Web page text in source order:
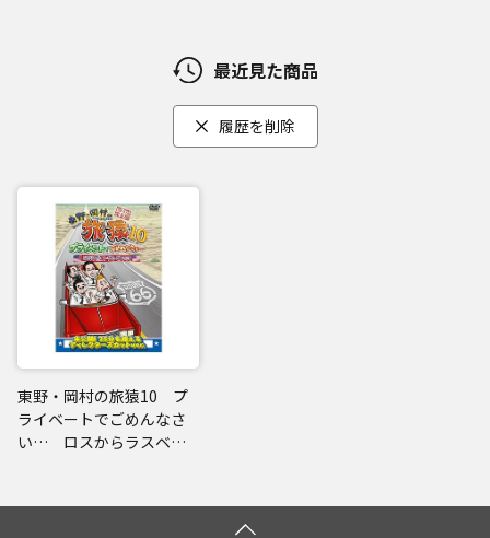
最近見た商品
履歴を削除
東野・岡村の旅猿10 プ
ライベートでごめんなさ
い… ロスからラスベガ
完全版